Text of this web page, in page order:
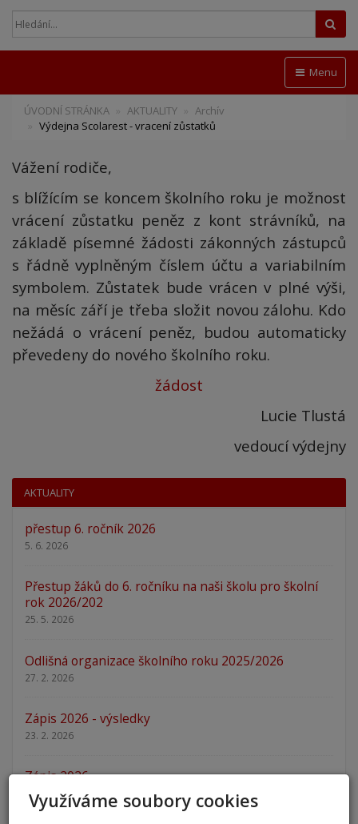
Menu
ÚVODNÍ STRÁNKA AKTUALITY
Archív
Výdejna Scolarest - vracení zůstatků
Vážení rodiče,
s blížícím se koncem školního roku je možnost
vrácení zůstatku peněz z kont strávníků, na
základě písemné žádosti zákonných zástupců
s řádně vyplněným číslem účtu a variabilním
symbolem. Zůstatek bude vrácen v plné výši,
na měsíc září je třeba složit novou zálohu. Kdo
nežádá o vrácení peněz, budou automaticky
převedeny do nového školního roku.
žádost
Lucie Tlustá
vedoucí výdejny
AKTUALITY
přestup 6. ročník 2026
5. 6. 2026
Přestup žáků do 6. ročníku na naši školu pro školní
rok 2026/202
25. 5. 2026
Odlišná organizace školního roku 2025/2026
27. 2. 2026
Zápis 2026 - výsledky
23. 2. 2026
Zápis 2026
14. 1. 2026
Využíváme soubory cookies